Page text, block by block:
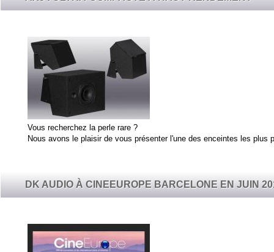
Vous recherchez la perle rare ?
Nous avons le plaisir de vous présenter l'une des enceintes les plus
DK AUDIO À CINEEUROPE BARCELONE EN JUIN